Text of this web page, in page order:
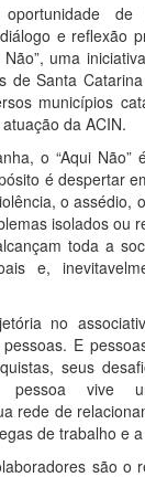
e reflexão
uma
de Santa
municípios
da ACIN.
o “Aqui Não”
é despertar
o assédio,
isolados ou
toda a
e,
no
E
seus
pessoa vive
rede de
de trabalho e
são o